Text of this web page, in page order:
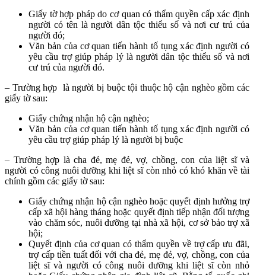
Giấy tờ hợp pháp do cơ quan có thẩm quyền cấp xác định
người có tên là người dân tộc thiểu số và nơi cư trú của
người đó;
Văn bản của cơ quan tiến hành tố tụng xác định người có
yêu cầu trợ giúp pháp lý là người dân tộc thiểu số và nơi
cư trú của người đó.
– Trường hợp là người bị buộc tội thuộc hộ cận nghèo gồm các
giấy tờ sau:
Giấy chứng nhận hộ cận nghèo;
Văn bản của cơ quan tiến hành tố tụng xác định người có
yêu cầu trợ giúp pháp lý là người bị buộc
– Trường hợp là cha đẻ, mẹ đẻ, vợ, chồng, con của liệt sĩ và
người có công nuôi dưỡng khi liệt sĩ còn nhỏ có khó khăn về tài
chính gồm các giấy tờ sau:
Giấy chứng nhận hộ cận nghèo hoặc quyết định hưởng trợ
cấp xã hội hàng tháng hoặc quyết định tiếp nhận đối tượng
vào chăm sóc, nuôi dưỡng tại nhà xã hội, cơ sở bảo trợ xã
hội;
Quyết định của cơ quan có thẩm quyền về trợ cấp ưu đãi,
trợ cấp tiền tuất đối với cha đẻ, mẹ đẻ, vợ, chồng, con của
liệt sĩ và người có công nuôi dưỡng khi liệt sĩ còn nhỏ